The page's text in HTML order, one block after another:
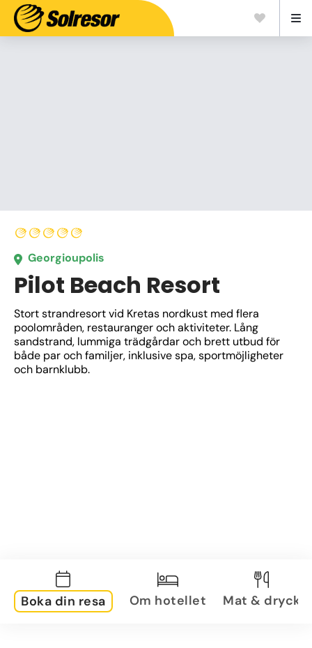
Georgioupolis
Pilot Beach Resort
Stort strandresort vid Kretas nordkust med flera
poolområden, restauranger och aktiviteter. Lång
sandstrand, lummiga trädgårdar och brett utbud för
både par och familjer, inklusive spa, sportmöjligheter
och barnklubb.
Boka din resa Om hotellet Mat & dryck